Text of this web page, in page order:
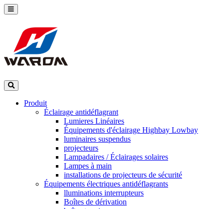
Produit
Éclairage antidéflagrant
Lumieres Linéaires
Équipements d'éclairage Highbay Lowbay
luminaires suspendus
projecteurs
Lampadaires / Éclairages solaires
Lampes à main
installations de projecteurs de sécurité
Équipements électriques antidéflagrants
lluminations interrupteurs
Boîtes de dérivation